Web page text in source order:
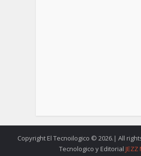
Copyright El Tecnoilogico © 2026.| All
Tecnologico y Editorial